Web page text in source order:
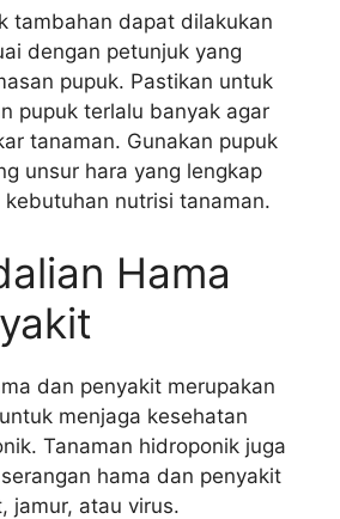
tambahan dapat dilakukan
dengan petunjuk yang
pupuk. Pastikan untuk
pupuk terlalu banyak agar
tanaman. Gunakan pupuk
unsur hara yang lengkap
nutrisi tanaman.
Hama
dan penyakit merupakan
menjaga kesehatan
Tanaman hidroponik juga
hama dan penyakit
jamur, atau virus.